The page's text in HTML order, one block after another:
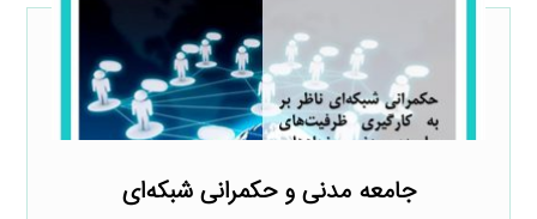
جامعه مدنی و حکمرانی شبکه‌ای